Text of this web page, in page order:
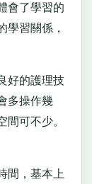
會了學習的
學習關係，
好的護理技
多操作幾
間可不少。
，基本上